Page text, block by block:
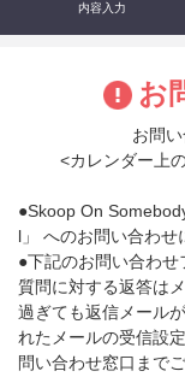
内容入力
お
お問
<カレンダー上
●Skoop On
l」 へのお問い合わせ
●下記のお問い合わ
質問に対する返答は
過ぎても返信メール
れたメールの受信設
問い合わせ窓口まで